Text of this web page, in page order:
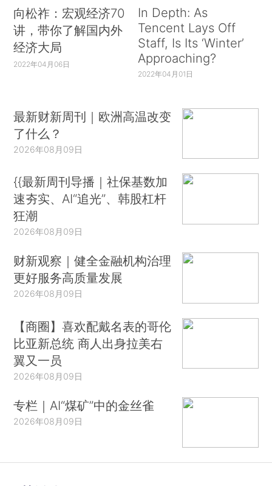
向松祚：宏观经济70
讲，带你了解国内外
经济大局
2022年04月06日
In Depth: As
Tencent Lays Off
Staff, Is Its ‘Winter’
Approaching?
2022年04月01日
最新财新周刊｜欧洲高温改变
了什么？
2026年08月09日
{{最新周刊导播｜社保基数加
速夯实、AI“追光”、韩股杠杆
狂潮
2026年08月09日
财新观察｜健全金融机构治理
更好服务高质量发展
2026年08月09日
【商圈】喜欢配戴名表的哥伦
比亚新总统 商人出身拉美右
翼又一员
2026年08月09日
专栏｜AI“煤矿”中的金丝雀
2026年08月09日